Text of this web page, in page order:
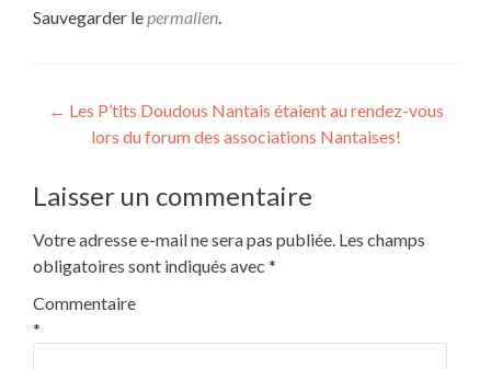
Sauvegarder lepermalien.
Navigation
l’article
← Les P’tits Doudous Nantais étaient au rendez-vous
lors du forum des associations Nantaises!
Laisser un commentaire
Votre adresse e-mail ne sera pas publiée. Les champs
obligatoires sont indiqués avec *
Commentaire
*